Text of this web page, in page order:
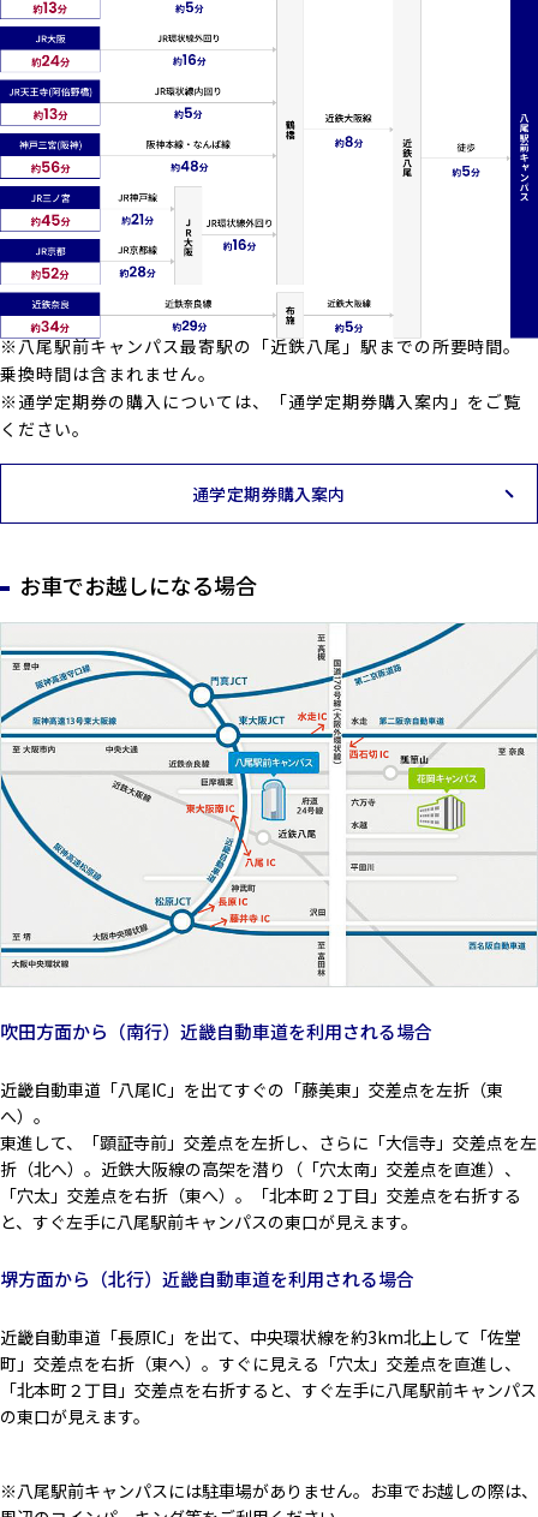
※八尾駅前キャンパス最寄駅の「近鉄八尾」駅までの所要時間。
乗換時間は含まれません。
※通学定期券の購入については、「通学定期券購入案内」をご覧
ください。
通学定期券購入案内
お車でお越しになる場合
吹田方面から（南行）近畿自動車道を利用される場合
近畿自動車道「八尾IC」を出てすぐの「藤美東」交差点を左折（東
へ）。
東進して、「顕証寺前」交差点を左折し、さらに「大信寺」交差点を左
折（北へ）。近鉄大阪線の高架を潜り（「穴太南」交差点を直進）、
「穴太」交差点を右折（東へ）。「北本町２丁目」交差点を右折する
と、すぐ左手に八尾駅前キャンパスの東口が見えます。
堺方面から（北行）近畿自動車道を利用される場合
近畿自動車道「長原IC」を出て、中央環状線を約3km北上して「佐堂
町」交差点を右折（東へ）。すぐに見える「穴太」交差点を直進し、
「北本町２丁目」交差点を右折すると、すぐ左手に八尾駅前キャンパス
の東口が見えます。
※八尾駅前キャンパスには駐車場がありません。お車でお越しの際は、